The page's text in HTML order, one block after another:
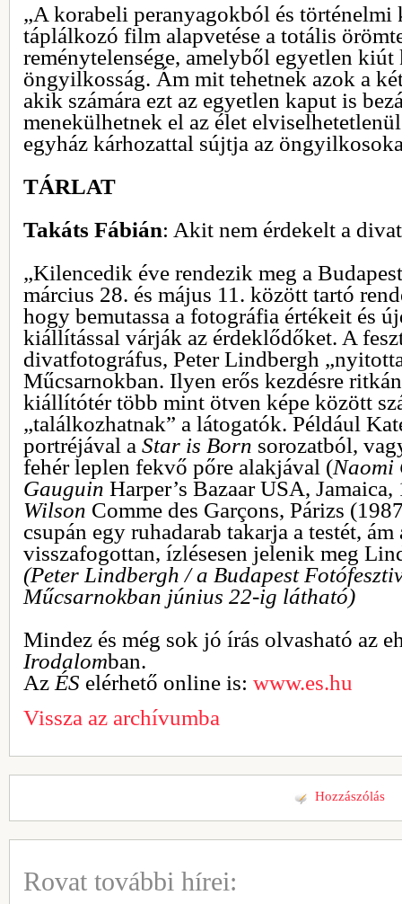
„A korabeli peranyagokból és történelmi
táplálkozó film alapvetése a totális
reménytelensége, amelyből egyetlen
öngyilkosság. Ám mit tehetnek azok a
akik számára ezt az egyetlen kaput is
menekülhetnek el az élet
egyház kárhozattal sújtja az
TÁRLAT
Takáts Fábián: Akit nem érdekelt a
„Kilencedik éve rendezik meg a
március 28. és május 11. között tartó
hogy bemutassa a fotográfia értékeit és
kiállítással várják az érdeklődőket. A
divatfotográfus, Peter Lindbergh
Műcsarnokban. Ilyen erős kezdésre
kiállítótér több mint ötven képe között
„találkozhatnak” a látogatók. Például
portréjával a Star is Born sorozatból,
fehér leplen fekvő pőre alakjával (Naomi
Gauguin Harper’s Bazaar USA,
Wilson Comme des Garçons, Párizs
csupán egy ruhadarab takarja a testét, ám
visszafogottan, ízlésesen jelenik meg
(Peter Lindbergh / a Budapest
Műcsarnokban június 22-ig látható)
Mindez és még sok jó írás olvasható az
Irodalomban.
Az ÉS elérhető online is: www.es.hu
Vissza az archívumba
Hozzászólás
Rovat további hírei: